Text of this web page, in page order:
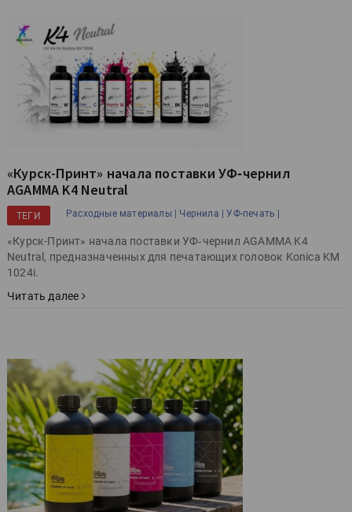
«Курск-Принт» начала поставки УФ‑чернил
AGAMMA K4 Neutral
ТЕГИ Расходные материалы | Чернила | УФ-печать |
«Курск-Принт» начала поставки УФ‑чернил AGAMMA K4
Neutral, предназначенных для печатающих головок Konica KM
1024i.
Читать далее